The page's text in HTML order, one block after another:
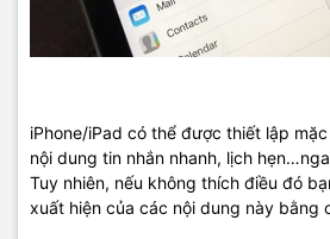
iPhone/iPad có thể được thiết lập
nội dung tin nhắn nhanh, lịch
Tuy nhiên, nếu không thích điều đó
xuất hiện của các nội dung này bằng